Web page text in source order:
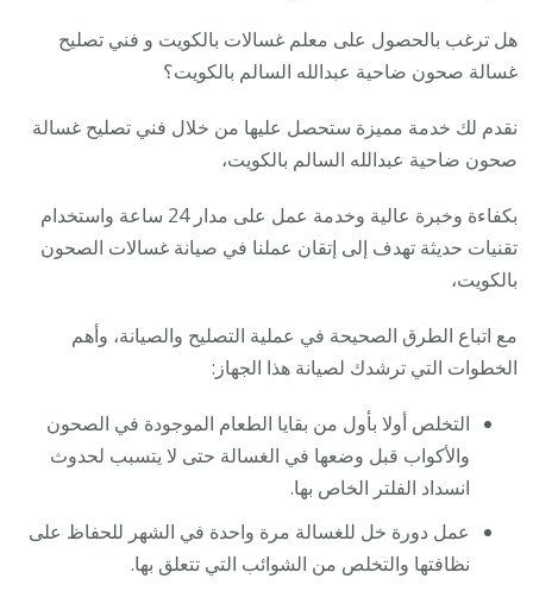
هل ترغب بالحصول على معلم غسالات بالكويت و فني تصليح
غسالة صحون ضاحية عبدالله السالم بالكويت؟
نقدم لك خدمة مميزة ستحصل عليها من خلال فني تصليح غسالة
صحون ضاحية عبدالله السالم بالكويت،
بكفاءة وخبرة عالية وخدمة عمل على مدار 24 ساعة واستخدام
تقنيات حديثة تهدف إلى إتقان عملنا في صيانة غسالات الصحون
بالكويت،
مع اتباع الطرق الصحيحة في عملية التصليح والصيانة، وأهم
الخطوات التي ترشدك لصيانة هذا الجهاز:
التخلص أولا بأول من بقايا الطعام الموجودة في الصحون
والأكواب قبل وضعها في الغسالة حتى لا يتسبب لحدوث
انسداد الفلتر الخاص بها.
عمل دورة خل للغسالة مرة واحدة في الشهر للحفاظ على
نظافتها والتخلص من الشوائب التي تتعلق بها.